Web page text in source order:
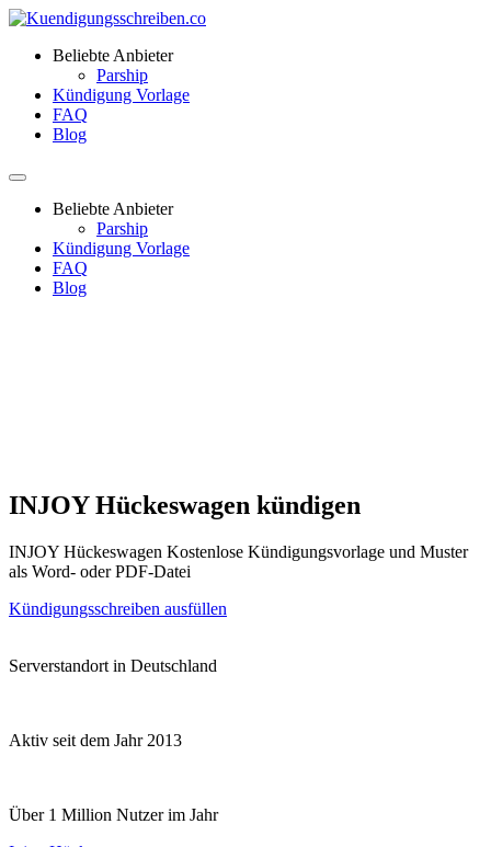
Beliebte Anbieter
Parship
Kündigung Vorlage
FAQ
Blog
Beliebte Anbieter
Parship
Kündigung Vorlage
FAQ
Blog
INJOY Hückeswagen kündigen
INJOY Hückeswagen Kostenlose Kündigungsvorlage und Muster
als Word- oder PDF-Datei
Kündigungsschreiben ausfüllen
Serverstandort in Deutschland
Aktiv seit dem Jahr 2013
Über 1 Million Nutzer im Jahr